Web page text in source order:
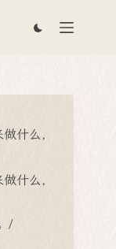
什么，
什么，